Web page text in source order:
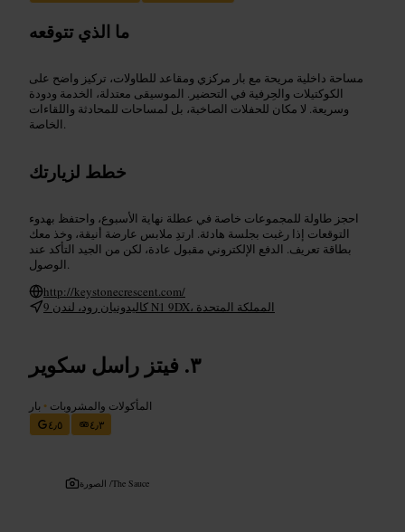
ما الذي تتوقعه
مساحة داخلية مريحة مع بار مركزي ومقاعد للطاولات، تركيز واضح على
الكوكتيلات والحِرفية في التحضير. الموسيقى معتدلة، الخدمة ودودة
وسريعة. لا مكان للحفلات الصاخبة، بل لمساحات للمحادثة واللقاءات
الخاصة.
خطط لزيارتك
احجز طاولة للمجموعات خاصة في عطلة نهاية الأسبوع، واحتفظ بهدوء
التوقعات إذا رغبت بجلسة هادئة. ارتدِ ملابس عارضة أنيقة، وخذ معك
بطاقة تعريف. الدفع الإلكتروني مقبول عادة، لكن من الجيد التأكد عند
الوصول.
http://keystonecrescent.com/
9 كاليدونيان رود، لندن N1 9DX، المملكة المتحدة
فيتز راسل سكوير
المأكولات والمشروبات • بار
٤٫٥
٤٫٣
الصورة /The Sauce